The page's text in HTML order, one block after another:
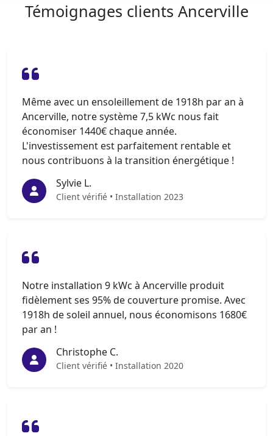
Témoignages clients Ancerville
Même avec un ensoleillement de 1918h par an à
Ancerville, notre système 7,5 kWc nous fait
économiser 1440€ chaque année.
L'investissement est parfaitement rentable et
nous contribuons à la transition énergétique !
Sylvie L.
Client vérifié • Installation 2023
Notre installation 9 kWc à Ancerville produit
fidèlement ses 95% de couverture promise. Avec
1918h de soleil annuel, nous économisons 1680€
par an !
Christophe C.
Client vérifié • Installation 2020